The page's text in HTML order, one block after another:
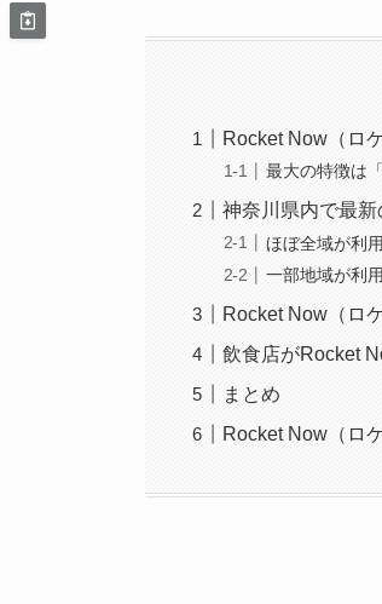
Rocket Now（ロ
最大の特徴は
神奈川県内で最
ほぼ全域が利
一部地域が利
Rocket Now（ロ
飲食店がRocket
まとめ
Rocket Now（ロ